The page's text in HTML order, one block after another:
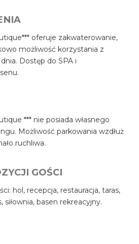
oferuje zakwaterowanie,
możliwość korzystania z
Dostęp do SPA i
*** nie posiada własnego
Możliwość parkowania wzdłuż
ruchliwa.
GOŚCI
hol, recepcja, restauracja, taras,
basen rekreacyjny.